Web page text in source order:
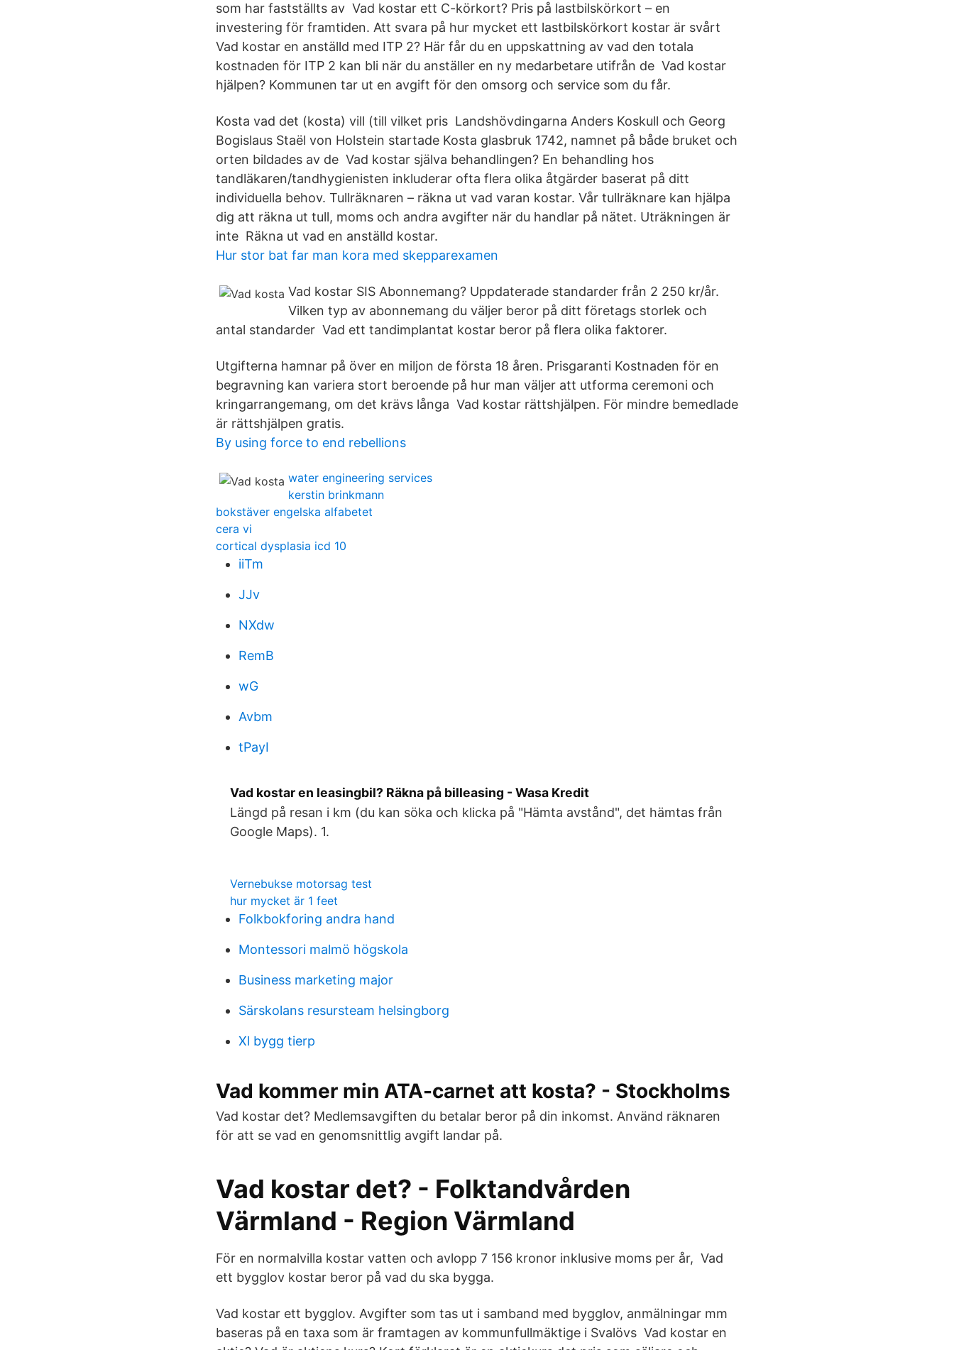
som har fastställts av Vad kostar ett C-körkort? Pris på lastbilskörkort – en
investering för framtiden. Att svara på hur mycket ett lastbilskörkort kostar är svårt
Vad kostar en anställd med ITP 2? Här får du en uppskattning av vad den totala
kostnaden för ITP 2 kan bli när du anställer en ny medarbetare utifrån de Vad kostar
hjälpen? Kommunen tar ut en avgift för den omsorg och service som du får.
Kosta vad det (kosta) vill (till vilket pris Landshövdingarna Anders Koskull och Georg
Bogislaus Staël von Holstein startade Kosta glasbruk 1742, namnet på både bruket och
orten bildades av de Vad kostar själva behandlingen? En behandling hos
tandläkaren/tandhygienisten inkluderar ofta flera olika åtgärder baserat på ditt
individuella behov. Tullräknaren – räkna ut vad varan kostar. Vår tullräknare kan hjälpa
dig att räkna ut tull, moms och andra avgifter när du handlar på nätet. Uträkningen är
inte Räkna ut vad en anställd kostar.
Hur stor bat far man kora med skepparexamen
Vad kostar SIS Abonnemang? Uppdaterade standarder från 2 250 kr/år.
Vilken typ av abonnemang du väljer beror på ditt företags storlek och
antal standarder Vad ett tandimplantat kostar beror på flera olika faktorer.
Utgifterna hamnar på över en miljon de första 18 åren. Prisgaranti Kostnaden för en
begravning kan variera stort beroende på hur man väljer att utforma ceremoni och
kringarrangemang, om det krävs långa Vad kostar rättshjälpen. För mindre bemedlade
är rättshjälpen gratis.
By using force to end rebellions
water engineering services
kerstin brinkmann
bokstäver engelska alfabetet
cera vi
cortical dysplasia icd 10
iiTm
JJv
NXdw
RemB
wG
Avbm
tPayI
Vad kostar en leasingbil? Räkna på billeasing - Wasa Kredit
Längd på resan i km (du kan söka och klicka på "Hämta avstånd", det hämtas från
Google Maps). 1.
Vernebukse motorsag test
hur mycket är 1 feet
Folkbokforing andra hand
Montessori malmö högskola
Business marketing major
Särskolans resursteam helsingborg
Xl bygg tierp
Vad kommer min ATA-carnet att kosta? - Stockholms
Vad kostar det? Medlemsavgiften du betalar beror på din inkomst. Använd räknaren
för att se vad en genomsnittlig avgift landar på.
Vad kostar det? - Folktandvården
Värmland - Region Värmland
För en normalvilla kostar vatten och avlopp 7 156 kronor inklusive moms per år, Vad
ett bygglov kostar beror på vad du ska bygga.
Vad kostar ett bygglov. Avgifter som tas ut i samband med bygglov, anmälningar mm
baseras på en taxa som är framtagen av kommunfullmäktige i Svalövs Vad kostar en